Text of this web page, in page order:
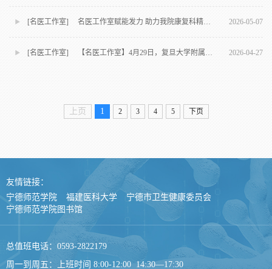
[名医工作室] 名医工作室赋能发力 助力我院康复科精准诊疗提质升级 2026-05-07
[名医工作室] 【名医工作室】4月29日，复旦大学附属华山医院康复医学科贾杰教授将到我院开展名医诊疗活动 2026-04-27
上页 1 2 3 4 5 下页
友情链接：
宁德师范学院
福建医科大学
宁德市卫生健康委员会
宁德师范学院图书馆
总值班电话：0593-2822179
周一到周五：上班时间 8:00-12:00 14:30—17:30